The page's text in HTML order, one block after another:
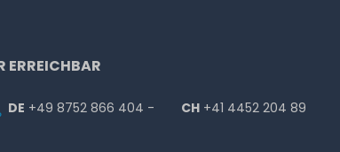
ERREICHBAR
DE +49 8752 866 404 -
CH +41 4452 204 89